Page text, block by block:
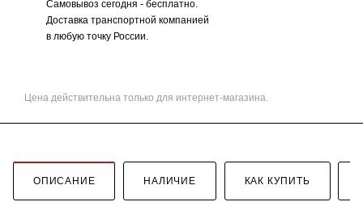
Самовывоз сегодня - бесплатно.
Доставка транспортной компанией
в любую точку России.
Цена действительна только для интернет-магазина.
ОПИСАНИЕ НАЛИЧИЕ КАК КУПИТЬ